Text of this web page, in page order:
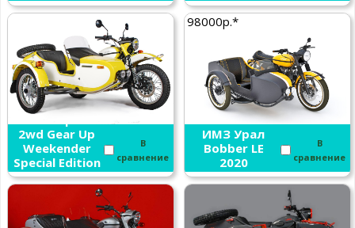
2wd Gear Up
Weekender
Special Edition
2020
В
сравнение
98000р.*
ИМЗ Урал
Bobber LE
2020
В
сравнение